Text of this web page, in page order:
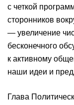
с четкой
сторонников
— увеличение
бесконечного
к активному
наши идеи и
Глава